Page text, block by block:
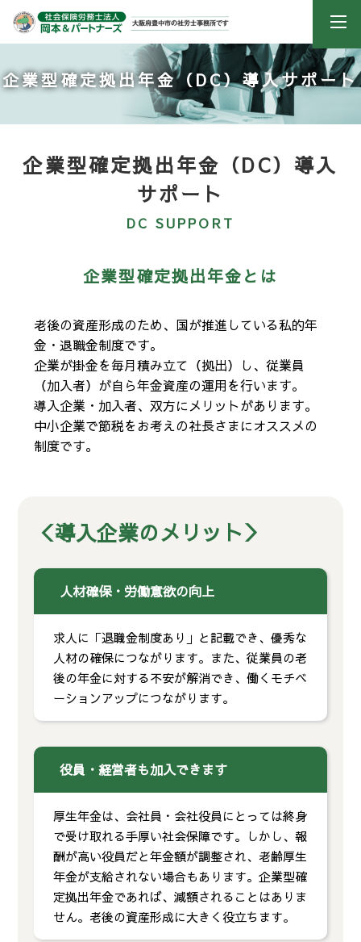
企業型確定拠出年金（DC）導入サポート
企業型確定拠出年金（DC）導入
サポート
DC SUPPORT
企業型確定拠出年金とは
老後の資産形成のため、国が推進している私的年
金・退職金制度です。
企業が掛金を毎月積み立て（拠出）し、従業員
（加入者）が自ら年金資産の運用を行います。
導入企業・加入者、双方にメリットがあります。
中小企業で節税をお考えの社長さまにオススメの
制度です。
＜導入企業のメリット＞
人材確保・労働意欲の向上
求人に「退職金制度あり」と記載でき、優秀な
人材の確保につながります。また、従業員の老
後の年金に対する不安が解消でき、働くモチベ
ーションアップにつながります。
役員・経営者も加入できます
厚生年金は、会社員・会社役員にとっては終身
で受け取れる手厚い社会保障です。しかし、報
酬が高い役員だと年金額が調整され、老齢厚生
年金が支給されない場合もあります。企業型確
定拠出年金であれば、減額されることはありま
せん。老後の資産形成に大きく役立ちます。